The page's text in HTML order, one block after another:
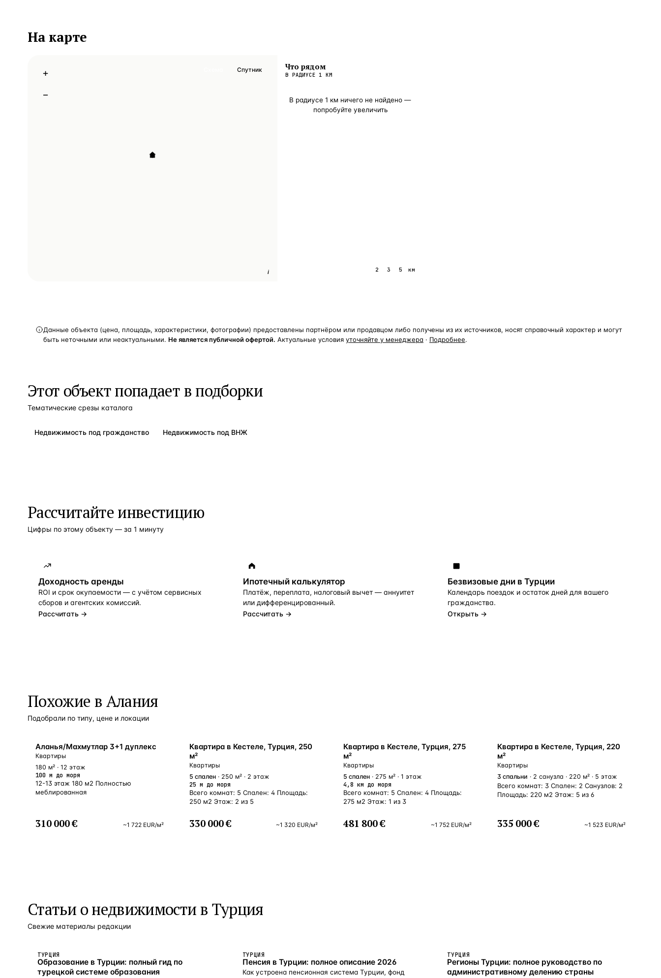
На карте
i
+
−
Спутник Что рядом
В РАДИУСЕ 1 КМ
В радиусе 1 км ничего не найдено —
попробуйте увеличить
2 3 5 км
Данные объекта (цена, площадь, характеристики, фотографии) предоставлены партнёром или продавцом либо получены из их источников, носят справочный характер и могут
быть неточными или неактуальными. Не является публичной офертой. Актуальные условия уточняйте у менеджера · Подробнее.
Этот объект попадает в подборки
Тематические срезы каталога
Недвижимость под гражданство Недвижимость под ВНЖ
Рассчитайте инвестицию
Цифры по этому объекту — за 1 минуту
Доходность аренды
ROI и срок окупаемости — с учётом сервисных
сборов и агентских комиссий.
Рассчитать →
Ипотечный калькулятор
Платёж, переплата, налоговый вычет — аннуитет
или дифференцированный.
Рассчитать →
Безвизовые дни в Турции
Календарь поездок и остаток дней для вашего
гражданства.
Открыть →
Похожие в Алания
Подобрали по типу, цене и локации
У МОРЯ
Аланья/Махмутлар 3+1 дуплекс
Квартиры
180 м² · 12 этаж
100 м до моря
12-13 этаж 180 м2 Полностью
меблированная
310 000 € ~1 722 EUR/м²
У МОРЯ
Квартира в Кестеле, Турция, 250
м²
Квартиры
5 спален · 250 м² · 2 этаж
25 м до моря
Всего комнат: 5 Спален: 4 Площадь:
250 м2 Этаж: 2 из 5
330 000 € ~1 320 EUR/м²
ВНЖ
Квартира в Кестеле, Турция, 275
м²
Квартиры
5 спален · 275 м² · 1 этаж
4,8 км до моря
Всего комнат: 5 Спален: 4 Площадь:
275 м2 Этаж: 1 из 3
481 800 € ~1 752 EUR/м²
ВНЖ
Квартира в Кестеле, Турция, 220
м²
Квартиры
3 спальни · 2 санузла · 220 м² · 5 этаж
Всего комнат: 3 Спален: 2 Санузлов: 2
Площадь: 220 м2 Этаж: 5 из 6
335 000 € ~1 523 EUR/м²
Статьи онедвижимости в Турция
Свежие материалы редакции
ТУРЦИЯ
Образование в Турции: полный гид по
турецкой системе образования
ТУРЦИЯ
Пенсия в Турции: полное описание 2026
Как устроена пенсионная система Турции, фонд
ТУРЦИЯ
Регионы Турции: полное руководство по
административному делению страны